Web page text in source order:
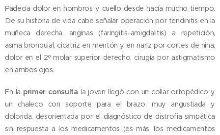
Padecía dolor en hombros y cuello desde hacía mucho tiempo.
De su historia de vida cabe señalar operación por tendinitis en la
muñeca derecha, anginas (faringitis-amigdalitis) a repetición,
asma bronquial, cicatriz en mentón y en nariz por cortes de niña,
dolor en el 2º molar superior derecho, cirugía por astigmatismo
en ambos ojos.
En la primer consulta la joven llegó con un collar ortopédico y
un chaleco con soporte para el brazo, muy angustiada y
dolorida, desorientada por el diagnóstico de distrofia simpática
sin respuesta a los medicamentos (es más, los medicamentos